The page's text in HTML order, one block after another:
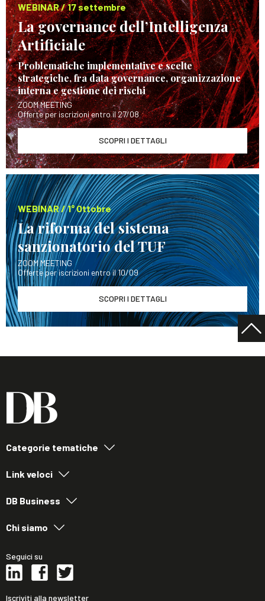
WEBINAR / 17 settembre
La governance dell’Intelligenza
Artificiale
Problematiche implementative e scelte
strategiche, fra data governance, organizzazione
interna e gestione dei rischi
ZOOM MEETING
Offerte per iscrizioni entro il 27/08
SCOPRI I DETTAGLI
WEBINAR / 1° Ottobre
La riforma del sistema
sanzionatorio del TUF
ZOOM MEETING
Offerte per iscrizioni entro il 10/09
SCOPRI I DETTAGLI
Categorie tematiche
Link veloci
DB Business
Chi siamo
Seguici su
Iscriviti alla newsletter